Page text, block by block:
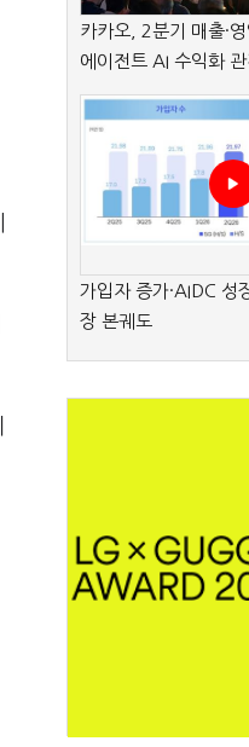
카카오, 2분기 매출·
에이전트 AI 수익화 관
가입자 증가·AIDC 성
장 본궤도